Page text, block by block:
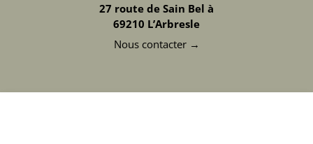
27 route de Sain Bel à
69210 L’Arbresle
Nous contacter →